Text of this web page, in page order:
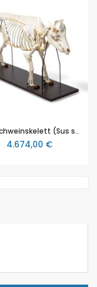
Hausschweinskelett (Sus scrofa domesticus), männlich, Präparat
4.674,00 €